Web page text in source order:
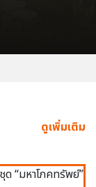
ดูเพิ่มเติม